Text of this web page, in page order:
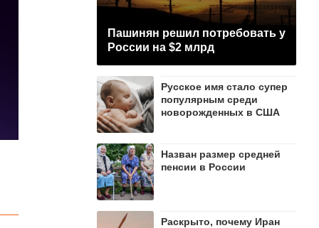
Пашинян рeшил потребовать у
России на $2 млрд
Русское имя стало супер
популярным среди
новорожденных в США
Назван размер средней
пенсии в России
Раскрыто, почему Иран